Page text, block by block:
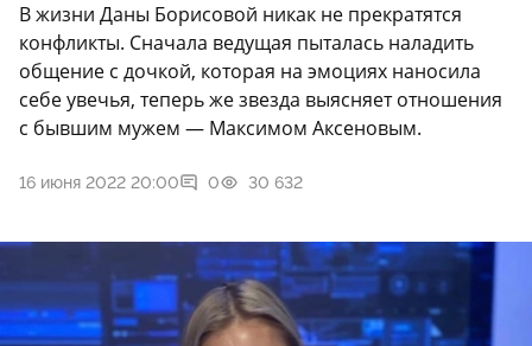
В жизни Даны Борисовой никак не прекратятся
конфликты. Сначала ведущая пыталась наладить
общение с дочкой, которая на эмоциях наносила
себе увечья, теперь же звезда выясняет отношения
с бывшим мужем — Максимом Аксеновым.
16 июня 2022 20:00 0 30 632